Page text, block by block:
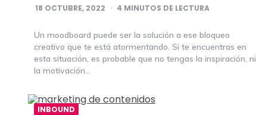
18 OCTUBRE, 2022 4 MINUTOS DE LECTURA
Un moodboard puede ser la solución a ese bloqueo
creativo que te está atormentando. Si te encuentras en
esta situación, es probable que no tengas la inspiración, ni
la motivación…
INBOUND